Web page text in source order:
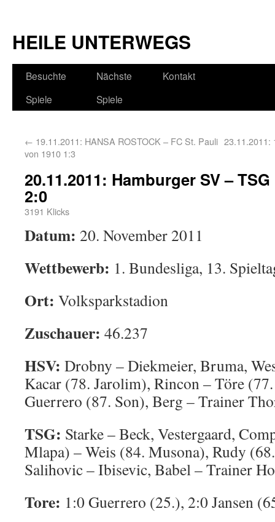
HEILE UNTERWEGS
Besuchte
Spiele
Nächste
Spiele
Kontakt
← 19.11.2011: HANSA ROSTOCK – FC St. Pauli
von 1910 1:3
23.11.2011:
20.11.2011: Hamburger SV –
2:0
3191 Klicks
Datum: 20. November 2011
Wettbewerb: 1. Bundesliga, 13.
Ort: Volksparkstadion
Zuschauer: 46.237
HSV: Drobny – Diekmeier, Bruma,
Kacar (78. Jarolim), Rincon – Töre
Guerrero (87. Son), Berg – Trainer
TSG: Starke – Beck, Vestergaard,
Mlapa) – Weis (84. Musona), Rudy
Salihovic – Ibisevic, Babel – Trainer
Tore: 1:0 Guerrero (25.), 2:0 Jansen